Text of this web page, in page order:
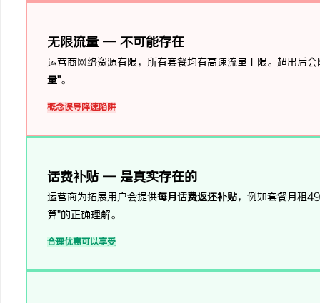
无限流量 — 不可能存在
运营商网络资源有限，所有套餐均有高速流量上限。超出后
量"。
概念误导降速陷阱
话费补贴 — 是真实存在的
运营商为拓展用户会提供每月话费返还补贴，例如套餐月租
算"的正确理解。
合理优惠可以享受